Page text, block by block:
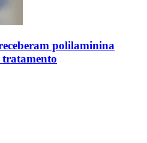
polilaminina